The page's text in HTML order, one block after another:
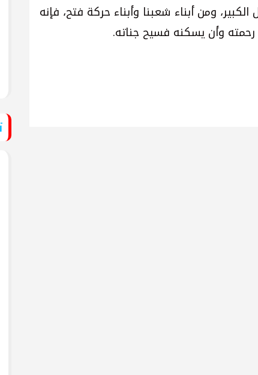
الكبير، ومن أبناء شعبنا وأبناء حركة فتح، فإنه
وأن يسكنه فسيح جناته.